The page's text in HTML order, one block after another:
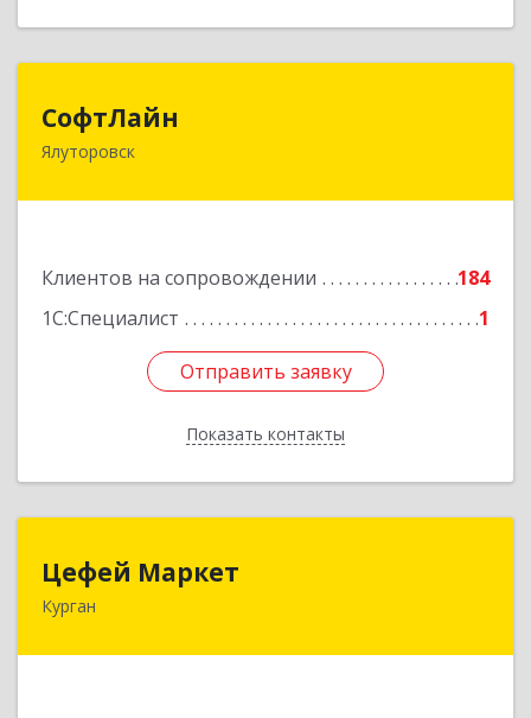
СофтЛайн
Ялуторовск
Клиентов на сопровождении
184
1С:Специалист
1
Отправить заявку
Показать контакты
627010, Тюменская обл, Ялуторовский р-н,
Отправить заявку
Назад
Цефей Маркет
Курган640002, Курганская обл, Курган г, М.Горького